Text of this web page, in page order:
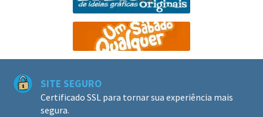
SITE SEGURO
Certificado SSL para tornar sua experiência mais
segura.